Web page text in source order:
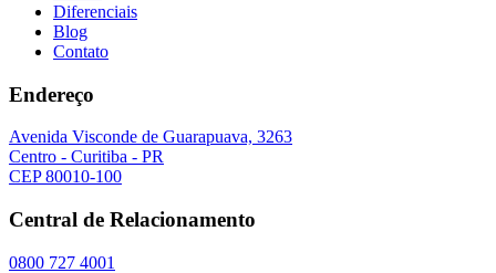
Diferenciais
Blog
Contato
Endereço
Avenida Visconde de Guarapuava, 3263
Centro - Curitiba - PR
CEP 80010-100
Central de Relacionamento
0800 727 4001